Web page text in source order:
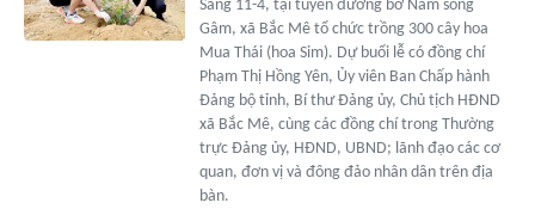
Sáng 11-4, tại tuyến đường bờ Nam sông
Gâm, xã Bắc Mê tổ chức trồng 300 cây hoa
Mua Thái (hoa Sim). Dự buổi lễ có đồng chí
Phạm Thị Hồng Yên, Ủy viên Ban Chấp hành
Đảng bộ tỉnh, Bí thư Đảng ủy, Chủ tịch HĐND
xã Bắc Mê, cùng các đồng chí trong Thường
trực Đảng ủy, HĐND, UBND; lãnh đạo các cơ
quan, đơn vị và đông đảo nhân dân trên địa
bàn.